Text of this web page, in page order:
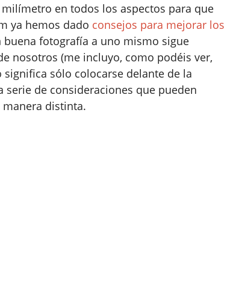
en todos los aspectos para que
ya hemos dado consejos para mejorar los
buena fotografía a uno mismo sigue
nosotros (me incluyo, como podéis ver,
sólo colocarse delante de la
serie de consideraciones que pueden
distinta.